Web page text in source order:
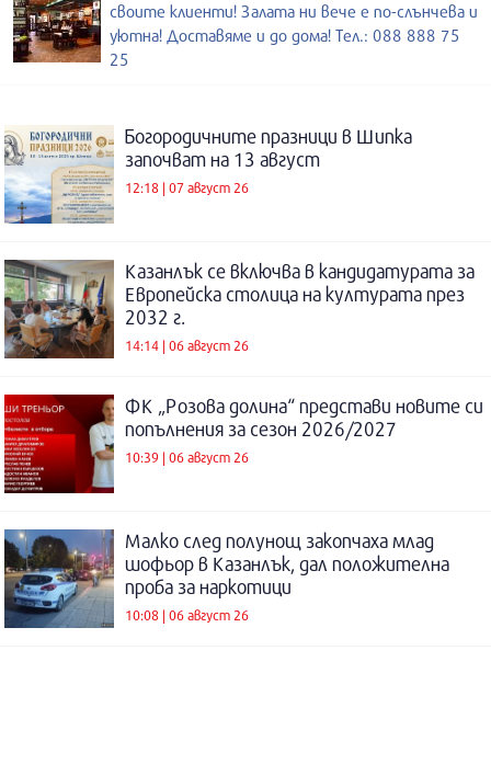
своите клиенти! Залата ни вече е по-слънчева и
уютна! Доставяме и до дома! Тел.: 088 888 75
25
Богородичните празници в Шипка
започват на 13 август
12:18 | 07 август 26
Казанлък се включва в кандидатурата за
Европейска столица на културата през
2032 г.
14:14 | 06 август 26
ФК „Розова долина“ представи новите си
попълнения за сезон 2026/2027
10:39 | 06 август 26
Малко след полунощ закопчаха млад
шофьор в Казанлък, дал положителна
проба за наркотици
10:08 | 06 август 26